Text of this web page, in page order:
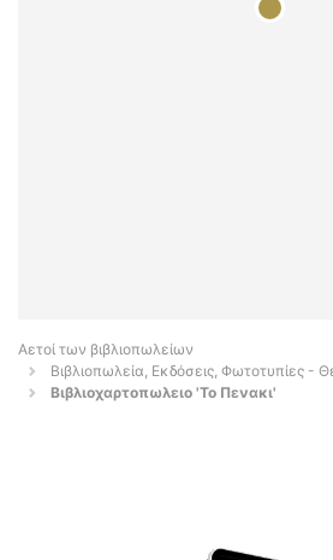
Αετοί των βιβλιοπωλείων
Βιβλιοπωλεία, Εκδόσεις, Φωτοτυπίες -
Βιβλιοχαρτοπωλειο 'Το Πενακι'